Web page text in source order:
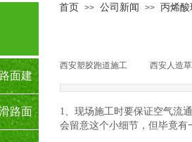
首页 >> 公司新闻 >> 丙烯
西安塑胶跑道施工 西安人造
1、现场施工时要保证空气流
会留意这个小细节，但毕竟
面建
路面